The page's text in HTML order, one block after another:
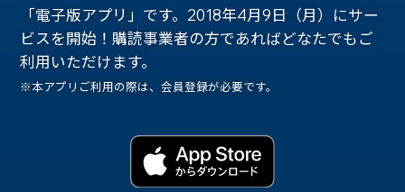
「電子版アプリ」です。2018年4月9日（月）にサー
ビスを開始！購読事業者の方であればどなたでもご
利用いただけます。
※本アプリご利用の際は、会員登録が必要です。